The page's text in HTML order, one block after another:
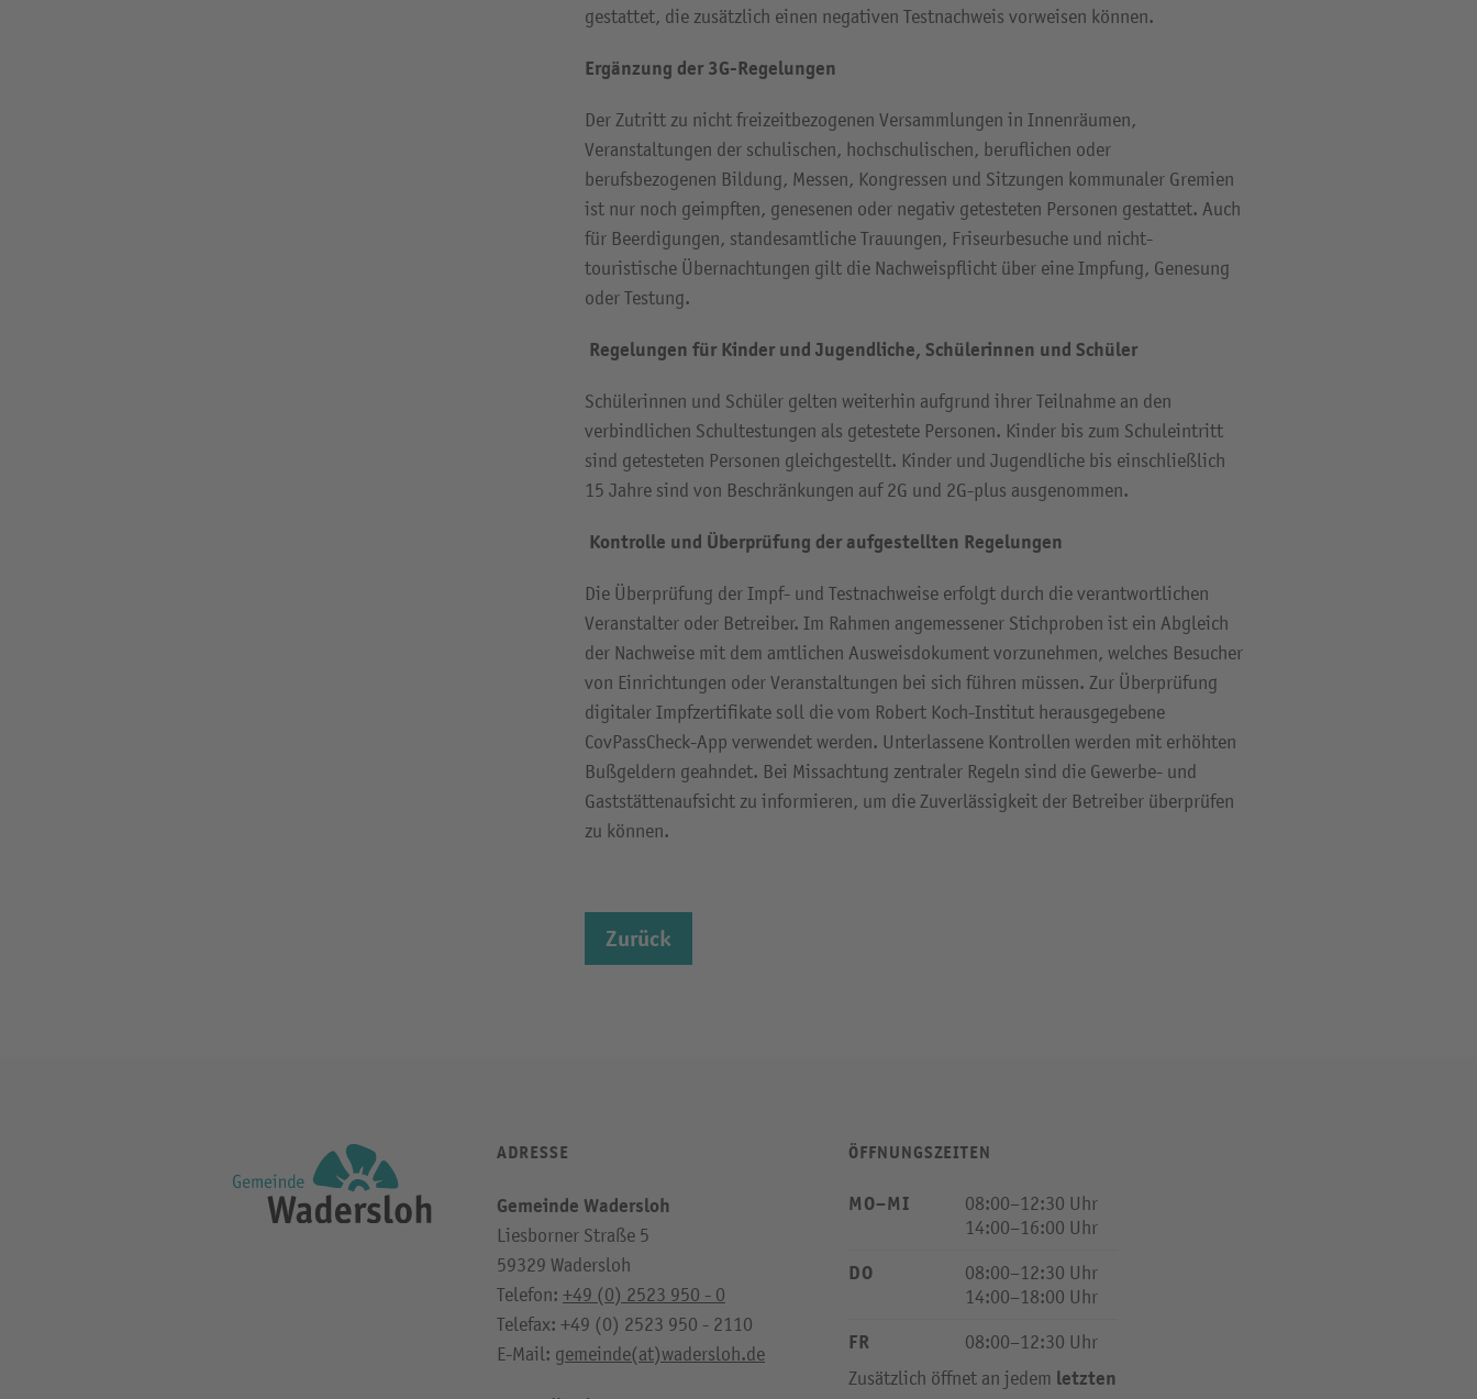
gestattet, die zusätzlich einen negativen Testnachweis vorweisen können.
Ergänzung der 3G-Regelungen
Der Zutritt zu nicht freizeitbezogenen Versammlungen in Innenräumen,
Veranstaltungen der schulischen, hochschulischen, beruflichen oder
berufsbezogenen Bildung, Messen, Kongressen und Sitzungen kommunaler Gremien
ist nur noch geimpften, genesenen oder negativ getesteten Personen gestattet. Auch
für Beerdigungen, standesamtliche Trauungen, Friseurbesuche und nicht-
touristische Übernachtungen gilt die Nachweispflicht über eine Impfung, Genesung
oder Testung.
Regelungen für Kinder und Jugendliche, Schülerinnen und Schüler
Schülerinnen und Schüler gelten weiterhin aufgrund ihrer Teilnahme an den
verbindlichen Schultestungen als getestete Personen. Kinder bis zum Schuleintritt
sind getesteten Personen gleichgestellt. Kinder und Jugendliche bis einschließlich
15 Jahre sind von Beschränkungen auf 2G und 2G-plus ausgenommen.
Kontrolle und Überprüfung der aufgestellten Regelungen
Die Überprüfung der Impf- und Testnachweise erfolgt durch die verantwortlichen
Veranstalter oder Betreiber. Im Rahmen angemessener Stichproben ist ein Abgleich
der Nachweise mit dem amtlichen Ausweisdokument vorzunehmen, welches Besucher
von Einrichtungen oder Veranstaltungen bei sich führen müssen. Zur Überprüfung
digitaler Impfzertifikate soll die vom Robert Koch-Institut herausgegebene
CovPassCheck-App verwendet werden. Unterlassene Kontrollen werden mit erhöhten
Bußgeldern geahndet. Bei Missachtung zentraler Regeln sind die Gewerbe- und
Gaststättenaufsicht zu informieren, um die Zuverlässigkeit der Betreiber überprüfen
zu können.
Zurück
ADRESSE
Gemeinde Wadersloh
Liesborner Straße 5
59329 Wadersloh
Telefon: +49 (0) 2523 950 - 0
Telefax: +49 (0) 2523 950 - 2110
E-Mail: gemeinde(at)wadersloh.de
ÖFFNUNGSZEITEN
MO–MI
08:00–12:30 Uhr
14:00–16:00 Uhr
DO
08:00–12:30 Uhr
14:00–18:00 Uhr
FR
08:00–12:30 Uhr
Zusätzlich öffnet an jedem letzten